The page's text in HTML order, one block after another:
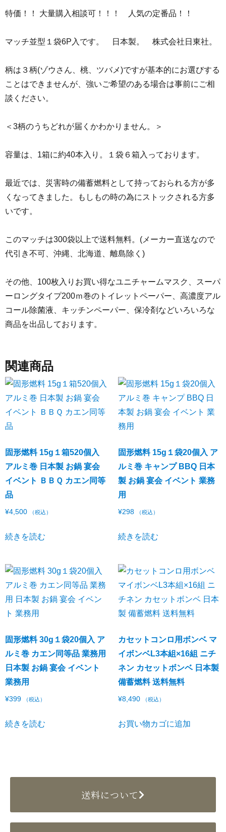
特価！！ 大量購入相談可！！！ 人気の定番品！！
マッチ並型１袋6P入です。 日本製。 株式会社日東社。
柄は３柄(ゾウさん、桃、ツバメ)ですが基本的にお選びする
ことはできませんが、強いご希望のある場合は事前にご相
談ください。
＜3柄のうちどれが届くかわかりません。＞
容量は、1箱に約40本入り。１袋６箱入っております。
最近では、災害時の備蓄燃料として持っておられる方が多
くなってきました。もしもの時の為にストックされる方多
いです。
このマッチは300袋以上で送料無料。(メーカー直送なので
代引き不可、沖縄、北海道、離島除く)
その他、100枚入りお買い得なユニチャームマスク、スーパ
ーロングタイプ200ｍ巻のトイレットペーパー、高濃度アル
コール除菌液、キッチンペーパー、保冷剤などいろいろな
商品を出品しております。
関連商品
固形燃料 15g１箱520個入
アルミ巻 日本製 お鍋 宴会
イベント ＢＢＱ カエン同等
品
¥4,500 （税込）
続きを読む
固形燃料 15g１袋20個入 ア
ルミ巻 キャンプ BBQ 日本
製 お鍋 宴会 イベント 業務
用
¥298 （税込）
続きを読む
固形燃料 30g１袋20個入 ア
ルミ巻 カエン同等品 業務用
日本製 お鍋 宴会 イベント
業務用
¥399 （税込）
続きを読む
カセットコンロ用ボンベ マ
イボンベL3本組×16組 ニチ
ネン カセットボンベ 日本製
備蓄燃料 送料無料
¥8,490 （税込）
お買い物カゴに追加
送料について